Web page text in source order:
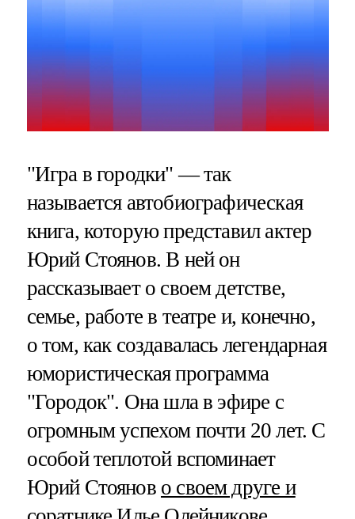
"Игра в городки" — так
называется автобиографическая
книга, которую представил актер
Юрий Стоянов. В ней он
рассказывает о своем детстве,
семье, работе в театре и, конечно,
о том, как создавалась легендарная
юмористическая программа
"Городок". Она шла в эфире с
огромным успехом почти 20 лет. С
особой теплотой вспоминает
Юрий Стоянов о своем друге и